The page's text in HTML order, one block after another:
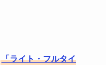
「ライト・フルタイ